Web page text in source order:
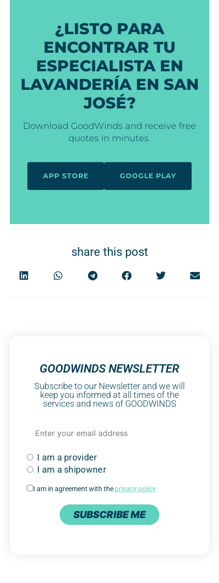
¿LISTO PARA
ENCONTRAR TU
ESPECIALISTA EN
LAVANDERÍA EN SAN
JOSÉ?
Download GoodWinds and receive free
quotes in minutes.
APP STORE GOOGLE PLAY
share this post
GOODWINDS NEWSLETTER
Subscribe to our Newsletter and we will
keep you informed at all times of the
services and news of GOODWINDS
I am a provider
I am a shipowner
I am in agreement with the privacy policy
SUBSCRIBE ME